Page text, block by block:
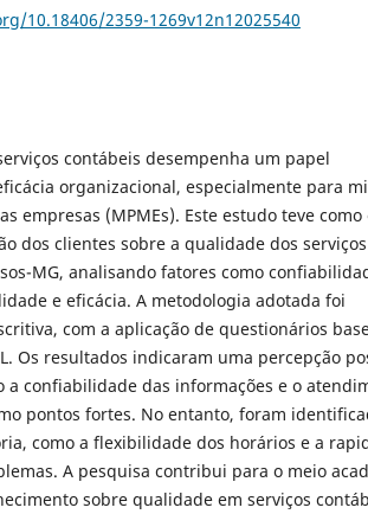
10.18406/2359-1269v12n12025540
contábeis desempenha um papel
organizacional, especialmente para
empresas (MPMEs). Este estudo teve
dos clientes sobre a qualidade dos serviços
MG, analisando fatores como
e eficácia. A metodologia adotada foi
com a aplicação de questionários
Os resultados indicaram uma percepção
a confiabilidade das informações e o
pontos fortes. No entanto, foram
como a flexibilidade dos horários e a
A pesquisa contribui para o meio
sobre qualidade em serviços